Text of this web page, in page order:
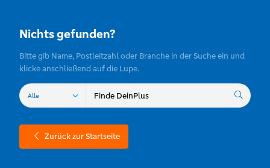
Nichts gefunden?
Bitte gib Name, Postleitzahl oder Branche in der Suche ein und
klicke anschließend auf die Lupe.
Zurück zur Startseite